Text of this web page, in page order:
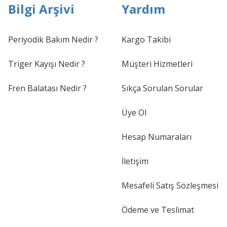
Bilgi Arşivi
Periyodik Bakım Nedir ?
Triger Kayışı Nedir ?
Fren Balatası Nedir ?
Yardım
Kargo Takibi
Müşteri Hizmetleri
Sıkça Sorulan Sorular
Üye Ol
Hesap Numaraları
İletişim
Mesafeli Satış Sözleşmesi
Ödeme ve Teslimat